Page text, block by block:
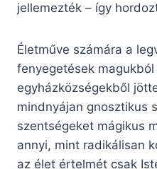
jellemezték – így
Életműve számára a
fenyegetések
egyházközségekből
mindnyájan gnosztikus
szentségeket mágikus
annyi, mint radikálisan
az élet értelmét csak